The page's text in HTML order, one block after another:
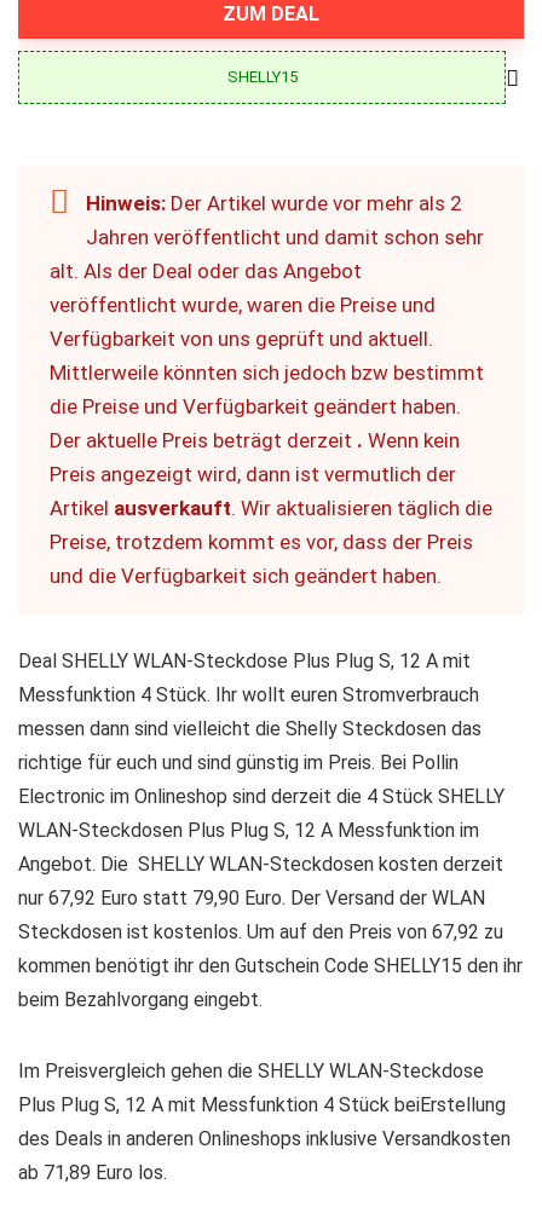
ZUM DEAL
SHELLY15
Hinweis: Der Artikel wurde vor mehr als 2
Jahren veröffentlicht und damit schon sehr
alt. Als der Deal oder das Angebot
veröffentlicht wurde, waren die Preise und
Verfügbarkeit von uns geprüft und aktuell.
Mittlerweile könnten sich jedoch bzw bestimmt
die Preise und Verfügbarkeit geändert haben.
Der aktuelle Preis beträgt derzeit . Wenn kein
Preis angezeigt wird, dann ist vermutlich der
Artikel ausverkauft. Wir aktualisieren täglich die
Preise, trotzdem kommt es vor, dass der Preis
und die Verfügbarkeit sich geändert haben.
Deal SHELLY WLAN-Steckdose Plus Plug S, 12 A mit
Messfunktion 4 Stück. Ihr wollt euren Stromverbrauch
messen dann sind vielleicht die Shelly Steckdosen das
richtige für euch und sind günstig im Preis. Bei Pollin
Electronic im Onlineshop sind derzeit die 4 Stück SHELLY
WLAN-Steckdosen Plus Plug S, 12 A Messfunktion im
Angebot. Die SHELLY WLAN-Steckdosen kosten derzeit
nur 67,92 Euro statt 79,90 Euro. Der Versand der WLAN
Steckdosen ist kostenlos. Um auf den Preis von 67,92 zu
kommen benötigt ihr den Gutschein Code SHELLY15 den ihr
beim Bezahlvorgang eingebt.
Im Preisvergleich gehen die SHELLY WLAN-Steckdose
Plus Plug S, 12 A mit Messfunktion 4 Stück beiErstellung
des Deals in anderen Onlineshops inklusive Versandkosten
ab 71,89 Euro los.